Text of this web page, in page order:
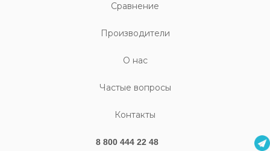
Cравнение
Производители
О нас
Частые вопросы
Контакты
8 800 444 22 48